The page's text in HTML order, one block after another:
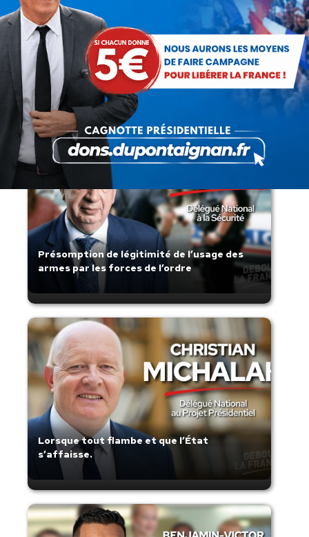
Rechercher
Recherche
:
Articles récents
Présomption de légitimité de l’usage des
armes par les forces de l’ordre
Lorsque tout flambe et que l’État
s’affaisse.